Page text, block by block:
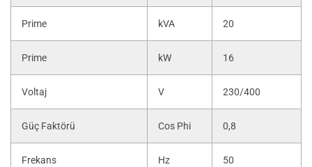
Prime kVA 20
Prime kW 16
Voltaj V 230/400
Güç Faktörü Cos Phi 0,8
Frekans Hz 50